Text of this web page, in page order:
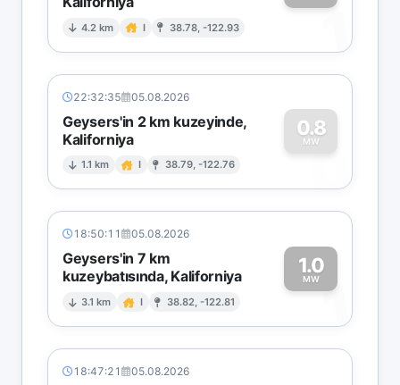
4.2 km I 38.78, -122.93 1
22:32:35 05.08.2026
Geysers'in 2 km kuzeyinde,
Kaliforniya
1.1 km I 38.79, -122.76
0.8
MW
0
18:50:11 05.08.2026
Geysers'in 7 km
kuzeybatısında, Kaliforniya
3.1 km I 38.82, -122.81
1.0
MW1
18:47:21 05.08.2026